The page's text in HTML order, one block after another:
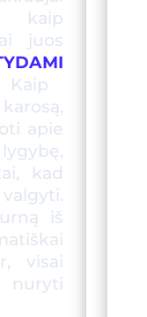
kaip
juos
apie
kad
iš
visai